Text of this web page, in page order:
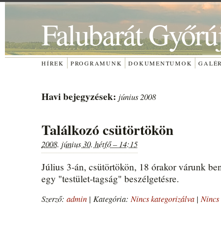
Falubarát
HÍREK PROGRAMUNK DOKUMENTUMOK
Havi bejegyzések: június 2008
Találkozó csütörtökön
2008. június 30. hétfő – 14:15
Július 3-án, csütörtökön, 18 órakor várunk
egy "testület-tagság" beszélgetésre.
Szerző: admin | Kategória: Nincs kategorizálva | Nincs